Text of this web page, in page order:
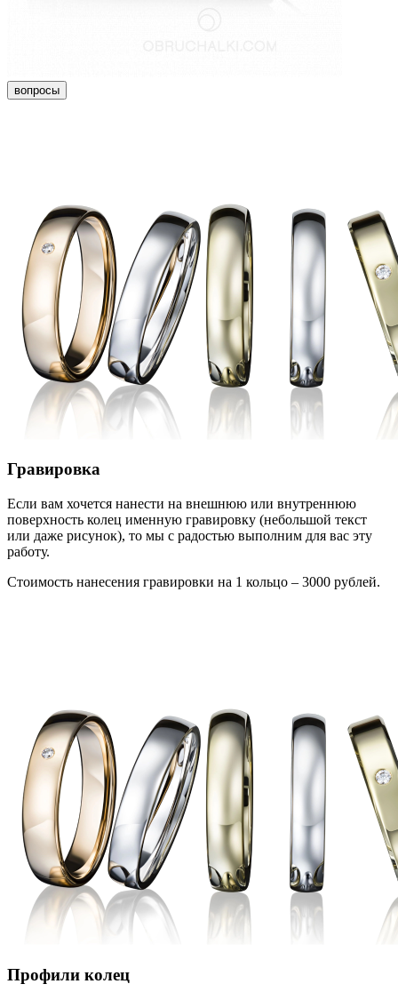
вопросы
Гравировка
Если вам хочется нанести на внешнюю или внутреннюю
поверхность колец именную гравировку (небольшой текст
или даже рисунок), то мы с радостью выполним для вас эту
работу.
Стоимость нанесения гравировки на 1 кольцо – 3000 рублей.
Профили колец